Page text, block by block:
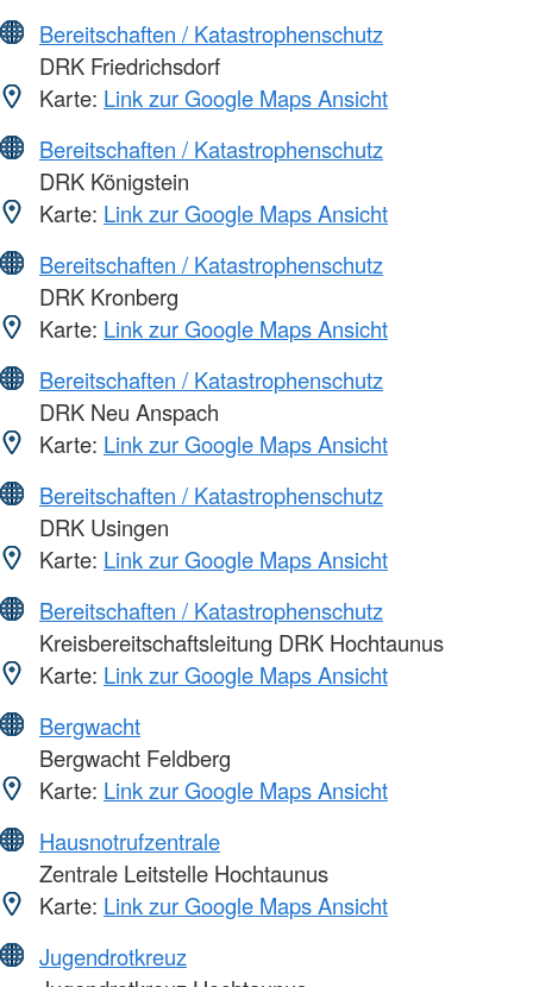
Bereitschaften / Katastrophenschutz
DRK Friedrichsdorf
Karte: Link zur Google Maps Ansicht
Bereitschaften / Katastrophenschutz
DRK Königstein
Karte: Link zur Google Maps Ansicht
Bereitschaften / Katastrophenschutz
DRK Kronberg
Karte: Link zur Google Maps Ansicht
Bereitschaften / Katastrophenschutz
DRK Neu Anspach
Karte: Link zur Google Maps Ansicht
Bereitschaften / Katastrophenschutz
DRK Usingen
Karte: Link zur Google Maps Ansicht
Bereitschaften / Katastrophenschutz
Kreisbereitschaftsleitung DRK Hochtaunus
Karte: Link zur Google Maps Ansicht
Bergwacht
Bergwacht Feldberg
Karte: Link zur Google Maps Ansicht
Hausnotrufzentrale
Zentrale Leitstelle Hochtaunus
Karte: Link zur Google Maps Ansicht
Jugendrotkreuz